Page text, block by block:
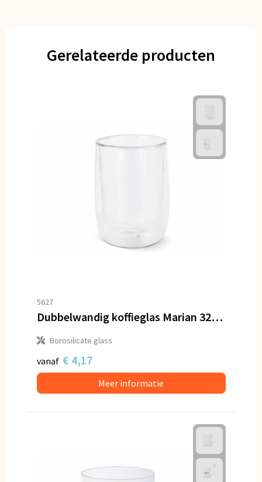
Gerelateerde producten
5627
Dubbelwandig koffieglas Marian 320 ml
Borosilicate glass
vanaf € 4,17
Meer informatie